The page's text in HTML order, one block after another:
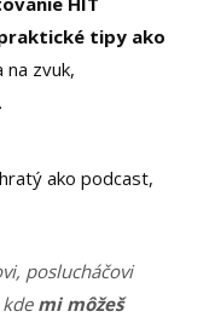
tipy ako
na zvuk,
ako podcast,
poslucháčovi
mi môžeš